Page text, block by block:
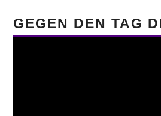
GEGEN DEN TAG